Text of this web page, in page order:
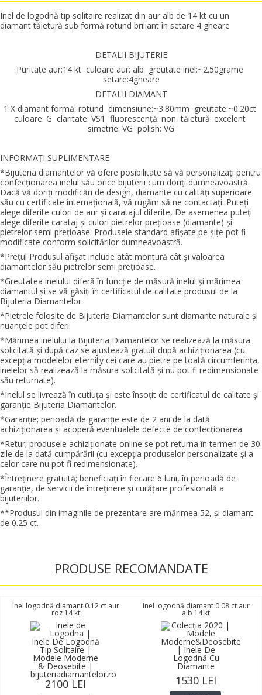
Inel de logodnă tip solitaire realizat din aur alb de 14 kt cu un
diamant tăietură sub formă rotund briliant în setare 4 gheare
DETALII BIJUTERIE
Puritate aur:14 kt culoare aur: alb greutate inel:~2.50grame
setare:4gheare
DETALII DIAMANT
1 X diamant formă: rotund dimensiune:~3.80mm greutate:~0.20ct
culoare: G claritate: VS1 fluorescenţă: non tăietură: excelent
simetrie: VG polish: VG
INFORMAŢI SUPLIMENTARE
*Bijuteria diamantelor vă ofere posibilitate să vă personalizaţi pentru
confecţionarea inelul său orice bijuterii cum doriţi dumneavoastră.
Dacă vă doriţi modificări de design, diamante cu calităţi superioare
său cu certificate internaţională, vă rugăm să ne contactaţi. Puteţi
alege diferite culori de aur şi caratajul diferite, De asemenea puteţi
alege diferite carataj şi culori pietrelor preţioase (diamante) şi
pietrelor semi preţioase. Produsele standard afişate pe şiţe pot fi
modificate conform solicitărilor dumneavoastră.
*Preţul Produsul afişat include atât montură cât şi valoarea
diamantelor său pietrelor semi preţioase.
*Greutatea inelului diferă în funcţie de măsură inelul şi mărimea
diamantul şi se vă găsiţi în certificatul de calitate produsul de la
Bijuteria Diamantelor.
*Pietrele folosite de Bijuteria Diamantelor sunt diamante naturale şi
nuanţele pot diferi.
*Mărimea inelului la Bijuteria Diamantelor se realizează la măsura
solicitată şi după caz se ajustează gratuit după achiziţionarea (cu
excepţia modelelor eternity cei care au pietre pe toată circumferinţa,
inelelor să realizează la măsura solicitată şi nu pot fi redimensionate
său returnate).
*Inelul se livrează în cutiuţa şi este însoţit de certificatul de calitate şi
garanţie Bijuteria Diamantelor.
*Garanţie; perioadă de garanţie este de 2 ani de la dată
achiziţionarea şi acoperă eventualele defecte de confecţionarea.
*Retur; produsele achiziţionate online se pot returna în termen de 30
zile de la dată cumpărării (cu excepţia produselor personalizate şi a
celor care nu pot fi redimensionate).
*Întreţinere gratuită; beneficiaţi în fiecare 6 luni, în perioadă de
garanţie, de servicii de întreţinere şi curăţare profesională a
bijuteriilor.
**Produsul din imaginile de prezentare are mărimea 52, şi diamant
de 0.25 ct.
PRODUSE RECOMANDATE
Inel logodnă diamant 0.12 ct aur
roz 14 kt
2100 LEI
Inel logodnă diamant 0.08 ct aur
alb 14 kt
1530 LEI